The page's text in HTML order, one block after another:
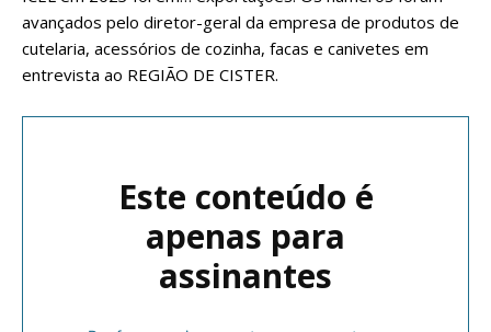
avançados pelo diretor-geral da empresa de produtos de
cutelaria, acessórios de cozinha, facas e canivetes em
entrevista ao REGIÃO DE CISTER.
Este conteúdo é
apenas para
assinantes